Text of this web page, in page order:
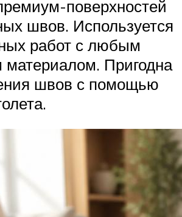
поверхностей
швов. Используется
работ с любым
материалом. Пригодна
швов с помощью